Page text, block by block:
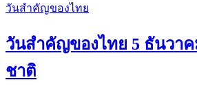
วันสำคัญของไทย
วันสำคัญของไทย 5 ธันวา
ชาติ